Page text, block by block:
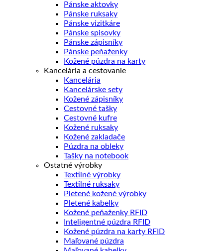
Pánske aktovky
Pánske ruksaky
Pánske vizitkáre
Pánske spisovky
Pánske zápisníky
Pánske peňaženky
Kožené púzdra na karty
Kancelária a cestovanie
Kancelária
Kancelárske sety
Kožené zápisníky
Cestovné tašky
Cestovné kufre
Kožené ruksaky
Kožené zakladače
Púzdra na obleky
Tašky na notebook
Ostatné výrobky
Textilné výrobky
Textilné ruksaky
Pletené kožené výrobky
Pletené kabelky
Kožené peňaženky RFID
Inteligentné púzdra RFID
Kožené púzdra na karty RFID
Maľované púzdra